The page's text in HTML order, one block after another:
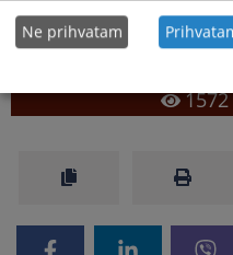
Pravilnik
1572
Ne prihvatam